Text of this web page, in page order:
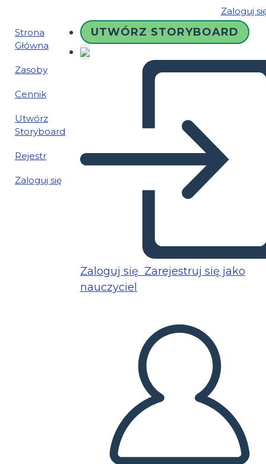
Zaloguj
Strona
Główna
Zasoby
Cennik
Utwórz
Storyboard
Rejestr
Zaloguj się
UTWÓRZ STORYBOARD
Zaloguj się Zarejestruj się jako
nauczyciel